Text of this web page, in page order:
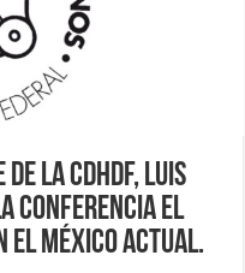
la CDHDF, Luis
Conferencia el
el México Actual.